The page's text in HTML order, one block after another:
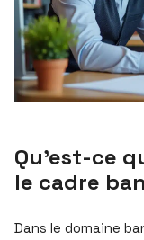
Qu’est-ce
le cadre
Dans le domaine